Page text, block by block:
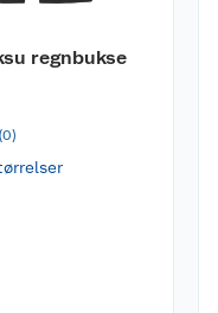
regnbukse
(0)